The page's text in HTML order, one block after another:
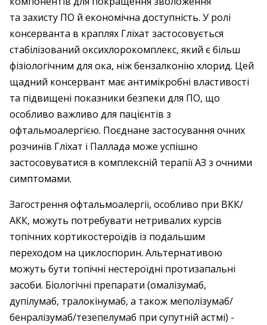
та захисту ПО й економічна доступність. У ролі
консерванта в краплях Гліхат застосовується
стабілізований оксихлорокомплекс, який є більш
фізіологічним для ока, ніж бензалконію хлорид. Цей
щадний консервант має антимікробні властивості
та підвищені показники безпеки для ПО, що
особливо важливо для пацієнтів з
офтальмоалергією. Поєднане застосування очних
розчинів Гліхат і Паллада може успішно
застосовуватися в комплексній терапії АЗ з очними
симптомами.
Загострення офтальмоалергії, особливо при ВКК/
АКК, можуть потребувати нетривалих курсів
топічних кортикостероїдів із подальшим
переходом на циклоспорин. Альтернативою
можуть бути топічні нестероїдні протизапальні
засоби. Біологічні препарати (омалізумаб,
дупілумаб, тралокінумаб, а також меполізумаб/
бенралізумаб/тезепелумаб при супутній астмі) ­